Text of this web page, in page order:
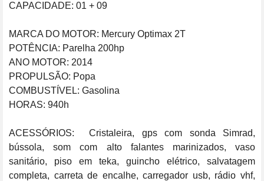
CAPACIDADE: 01 + 09
MARCA DO MOTOR: Mercury Optimax 2T
POTÊNCIA: Parelha 200hp
ANO MOTOR: 2014
PROPULSÃO: Popa
COMBUSTÍVEL: Gasolina
HORAS: 940h
ACESSÓRIOS:  Cristaleira, gps com sonda Simrad,
bússola, som com alto falantes marinizados, vaso
sanitário, piso em teka, guincho elétrico, salvatagem
completa, carreta de encalhe, carregador usb, rádio vhf,